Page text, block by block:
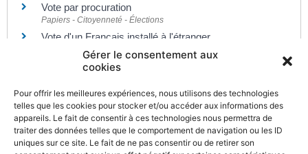
Gérer le consentement aux
cookies
Pour offrir les meilleures expériences, nous utilisons des technologies
telles que les cookies pour stocker et/ou accéder aux informations des
appareils. Le fait de consentir à ces technologies nous permettra de
traiter des données telles que le comportement de navigation ou les ID
uniques sur ce site. Le fait de ne pas consentir ou de retirer son
Vote par procuration
Papiers - Citoyenneté - Élections
Vote d'un Français installé à l'étranger
Papiers - Citoyenneté - Élections
Pour en savoir plus
Pays de l'Union européenne
Commission européenne